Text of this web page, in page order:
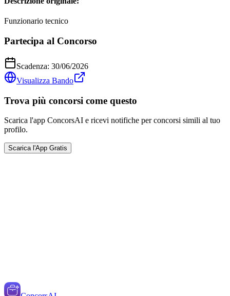
Funzionario tecnico
Partecipa al Concorso
Scadenza: 30/06/2026
Visualizza Bando
Trova più concorsi come questo
Scarica l'app ConcorsAI e ricevi notifiche per concorsi simili al tuo
profilo.
Scarica l'App Gratis